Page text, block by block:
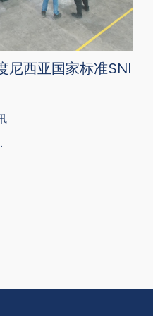
尼西亚国家标准SNI